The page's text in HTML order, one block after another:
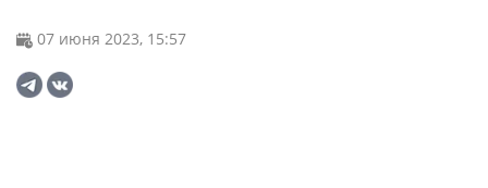
07 июня 2023, 15:57